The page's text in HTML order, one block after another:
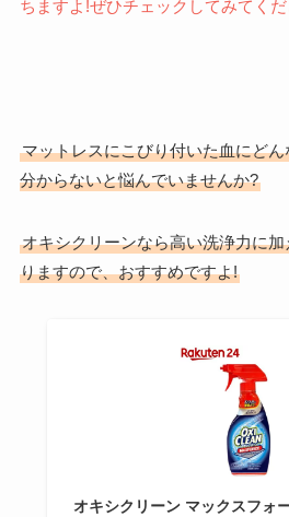
ちますよ!ぜひチェックしてみてくだ
マットレスにこびり付いた血にど
分からないと悩んでいませんか?
オキシクリーンなら高い洗浄力に
りますので、おすすめですよ!
オキシクリーン マックスフォ